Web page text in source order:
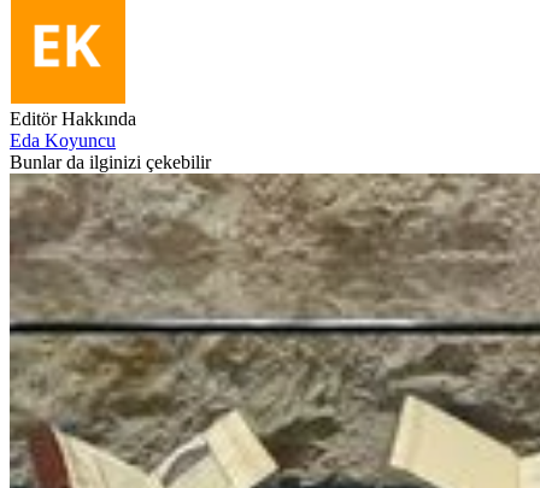
Editör Hakkında
Eda Koyuncu
Bunlar da ilginizi çekebilir